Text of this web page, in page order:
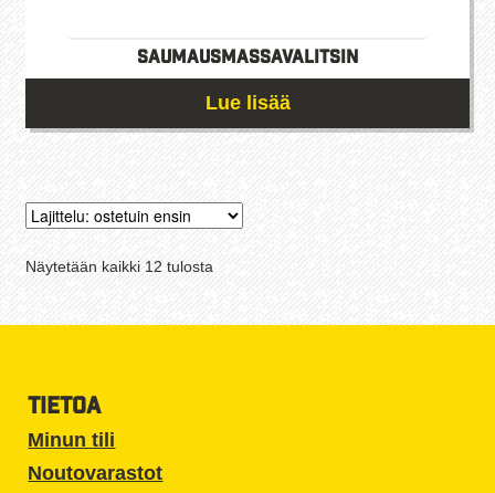
Saumausmassavalitsin
Lue lisää
Näytetään kaikki 12 tulostaSuosituimmat
TIETOA
Minun tili
Noutovarastot